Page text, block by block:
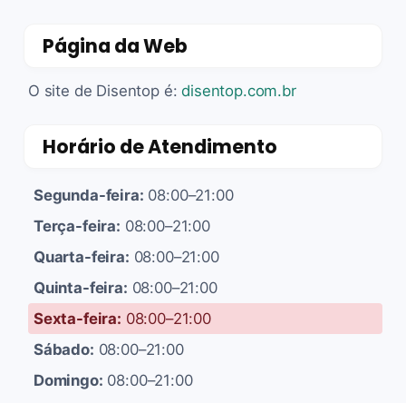
Página da Web
O site de Disentop é:disentop.com.br
Horário de Atendimento
Segunda-feira: 08:00–21:00
Terça-feira: 08:00–21:00
Quarta-feira: 08:00–21:00
Quinta-feira: 08:00–21:00
Sexta-feira: 08:00–21:00
Sábado: 08:00–21:00
Domingo: 08:00–21:00